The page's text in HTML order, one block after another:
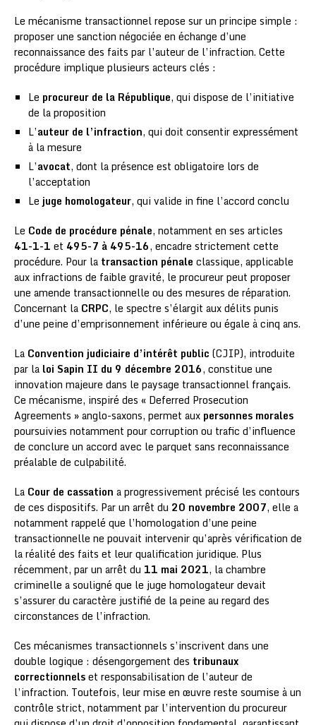
Le mécanisme transactionnel repose sur un principe simple :
proposer une sanction négociée en échange d’une
reconnaissance des faits par l’auteur de l’infraction. Cette
procédure implique plusieurs acteurs clés :
Le procureur de la République, qui dispose de l’initiative
de la proposition
L’auteur de l’infraction, qui doit consentir expressément
à la mesure
L’avocat, dont la présence est obligatoire lors de
l’acceptation
Le juge homologateur, qui valide in fine l’accord conclu
Le Code de procédure pénale, notamment en ses articles
41-1-1 et 495-7 à 495-16, encadre strictement cette
procédure. Pour la transaction pénale classique, applicable
aux infractions de faible gravité, le procureur peut proposer
une amende transactionnelle ou des mesures de réparation.
Concernant la CRPC, le spectre s’élargit aux délits punis
d’une peine d’emprisonnement inférieure ou égale à cinq ans.
La Convention judiciaire d’intérêt public (CJIP), introduite
par la loi Sapin II du 9 décembre 2016, constitue une
innovation majeure dans le paysage transactionnel français.
Ce mécanisme, inspiré des « Deferred Prosecution
Agreements » anglo-saxons, permet aux personnes morales
poursuivies notamment pour corruption ou trafic d’influence
de conclure un accord avec le parquet sans reconnaissance
préalable de culpabilité.
La Cour de cassation a progressivement précisé les contours
de ces dispositifs. Par un arrêt du 20 novembre 2007, elle a
notamment rappelé que l’homologation d’une peine
transactionnelle ne pouvait intervenir qu’après vérification de
la réalité des faits et leur qualification juridique. Plus
récemment, par un arrêt du 11 mai 2021, la chambre
criminelle a souligné que le juge homologateur devait
s’assurer du caractère justifié de la peine au regard des
circonstances de l’infraction.
Ces mécanismes transactionnels s’inscrivent dans une
double logique : désengorgement des tribunaux
correctionnelset responsabilisation de l’auteur de
l’infraction. Toutefois, leur mise en œuvre reste soumise à un
contrôle strict, notamment par l’intervention du procureur